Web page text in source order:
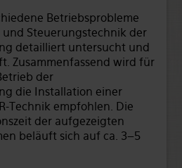
Betriebsprobleme
und Steuerungstechnik der
detailliert untersucht und
Zusammenfassend wird für
der
die Installation einer
Technik empfohlen. Die
der aufgezeigten
beläuft sich auf ca. 3–5